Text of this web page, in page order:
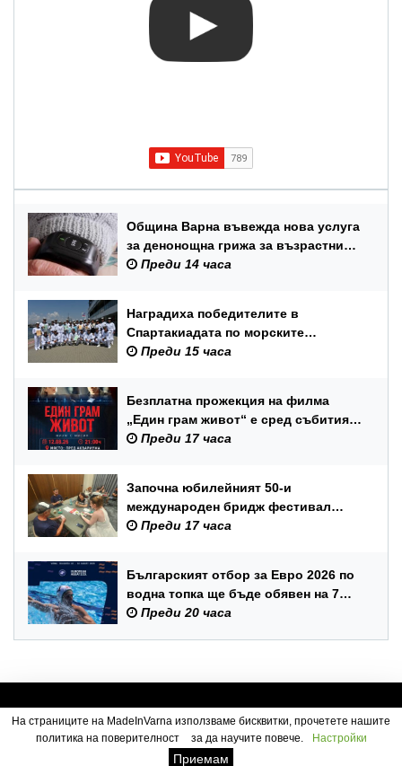
Община Варна въвежда нова услуга
за денонощна грижа за възрастни
хора и лица с трайни увреждания
Преди 14 часа
Наградиха победителите в
Спартакиадата по морските
спортове на Военноморските сили
Преди 15 часа
Безплатна прожекция на филма
„Един грам живот“ е сред събитията
за Международния ден на младежта
Преди 17 часа
Започна юбилейният 50-и
международен бридж фестивал
„Варна“
Преди 17 часа
Българският отбор за Евро 2026 по
водна топка ще бъде обявен на 7
август
Преди 20 часа
Посетители:3
На страниците на MadeInVarna използваме бисквитки, прочетете нашите
политика на поверителност
за да научите повече. Настройки
Приемам